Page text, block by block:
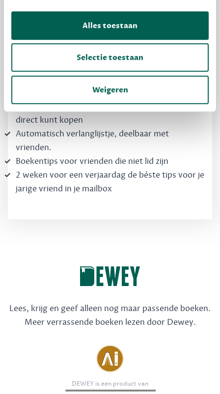
Alles toestaan
Selectie toestaan
Weigeren
vrienden. Krijg én geef betere cadeaus.
Boekentips, speciaal voor jouw smaak, die je
direct kunt kopen
Automatisch verlanglijstje, deelbaar met
vrienden.
Boekentips voor vrienden die niet lid zijn
2 weken voor een verjaardag de béste tips voor je
jarige vriend in je mailbox
Lees, krijg en geef alleen nog maar passende boeken.
Meer verrassende boeken lezen door Dewey.
DEWEY is een product van